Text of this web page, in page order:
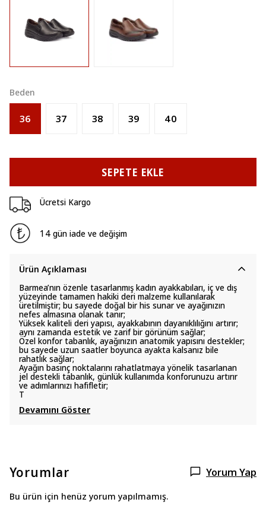
Beden
36 37 38 39 40
SEPETE EKLE
Ücretsi Kargo
14 gün iade ve değişim
Ürün Açıklaması
Barmea’nın özenle tasarlanmış kadın ayakkabıları, iç ve dış
yüzeyinde tamamen hakiki deri malzeme kullanılarak
üretilmiştir; bu sayede doğal bir his sunar ve ayağınızın
nefes almasına olanak tanır;
Yüksek kaliteli deri yapısı, ayakkabının dayanıklılığını artırır;
aynı zamanda estetik ve zarif bir görünüm sağlar;
Özel konfor tabanlık, ayağınızın anatomik yapısını destekler;
bu sayede uzun saatler boyunca ayakta kalsanız bile
rahatlık sağlar;
Ayağın basınç noktalarını rahatlatmaya yönelik tasarlanan
jel destekli tabanlık, günlük kullanımda konforunuzu artırır
ve adımlarınızı hafifletir;
T
Devamını Göster
Yorumlar Yorum Yap
Bu ürün için henüz yorum yapılmamış.